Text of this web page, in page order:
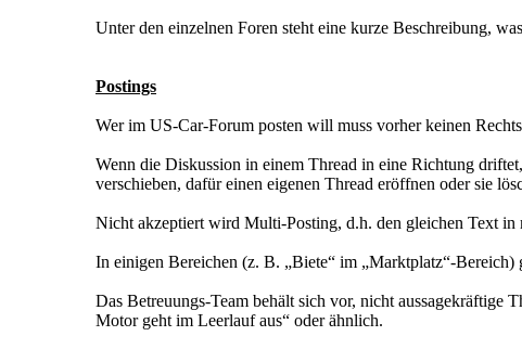
Unter den einzelnen Foren steht eine kurze Beschreibung,
Postings
Wer im US-Car-Forum posten will muss vorher keinen
Wenn die Diskussion in einem Thread in eine Richtung
verschieben, dafür einen eigenen Thread eröffnen oder sie
Nicht akzeptiert wird Multi-Posting, d.h. den gleichen Text in
In einigen Bereichen (z. B. „Biete“ im „Marktplatz“-Bereich)
Das Betreuungs-Team behält sich vor, nicht aussagekräftige
Motor geht im Leerlauf aus“ oder ähnlich.